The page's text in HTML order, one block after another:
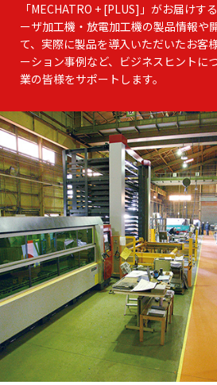
「MECHATRO + [PLUS]」がお届けす
ーザ加工機・放電加工機の製品情報や
て、実際に製品を導入いただいたお客
ーション事例など、ビジネスヒントに
業の皆様をサポートします。